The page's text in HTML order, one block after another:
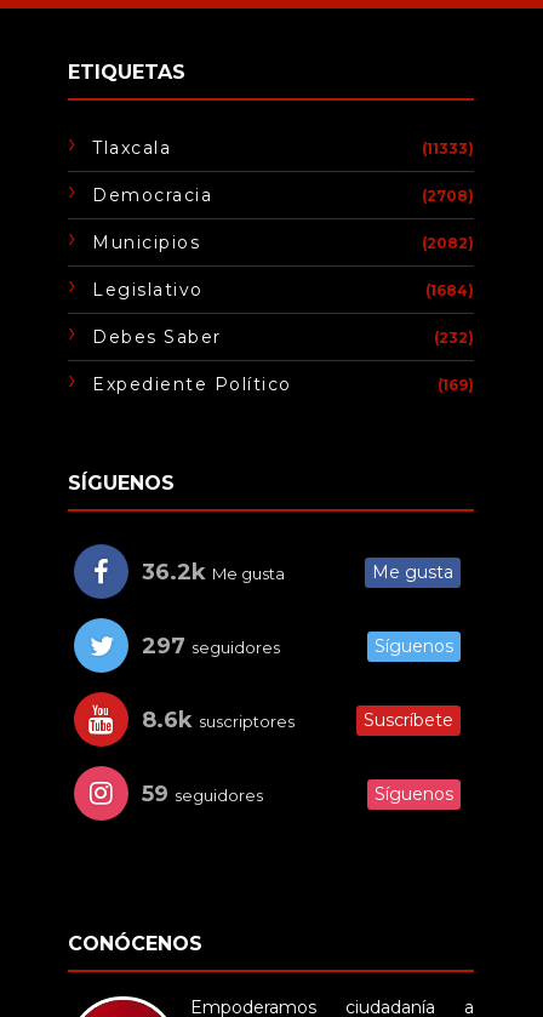
ETIQUETAS
Tlaxcala (11333)
Democracia (2708)
Municipios (2082)
Legislativo (1684)
Debes Saber (232)
Expediente Político (169)
SÍGUENOS
36.2k Me gusta Me gusta
297 seguidores Síguenos
8.6k suscriptores Suscríbete
59 seguidores Síguenos
CONÓCENOS
Empoderamos ciudadanía a